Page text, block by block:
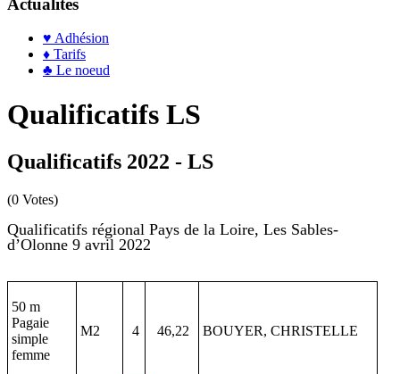
Actualités
♥ Adhésion
♦ Tarifs
♣ Le noeud
Qualificatifs LS
Qualificatifs 2022 - LS
(0 Votes)
Qualificatifs régional Pays de la Loire, Les Sables-
d’Olonne 9 avril 2022
50 m
Pagaie
simple
femme
M2 4 46,22 BOUYER, CHRISTELLE